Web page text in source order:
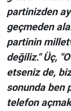
partinizden
geçmeden
partinin
değiliz." Üç,
etseniz de,
sonunda ben
telefon